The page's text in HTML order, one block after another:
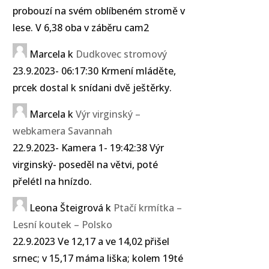
probouzí na svém oblíbeném stromě v
lese. V 6,38 oba v záběru cam2
Marcela k Dudkovec stromový
23.9.2023- 06:17:30 Krmení mláděte,
prcek dostal k snídani dvě ještěrky.
Marcela kVýr virginský –
webkamera Savannah
22.9.2023- Kamera 1- 19:42:38 Výr
virginský- poseděl na větvi, poté
přelétl na hnízdo.
Leona Šteigrová k Ptačí krmítka –
Lesní koutek – Polsko
22.9.2023 Ve 12,17 a ve 14,02 přišel
srnec; v 15,17 máma liška; kolem 19té